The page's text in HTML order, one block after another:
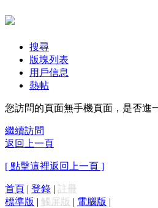
搜尋
版塊列表
用戶信息
熱帖
您訪問的頁面無手機頁面，是否進
繼續訪問
返回上一頁
[ 點擊這裡返回上一頁 ]
首頁 | 登錄 | 註冊
標準版 | 觸屏版 | 電腦版 |